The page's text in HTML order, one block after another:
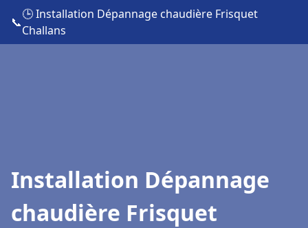
📞
🕒 Installation Dépannage chaudière Frisquet
Challans
Installation Dépannage
chaudière Frisquet